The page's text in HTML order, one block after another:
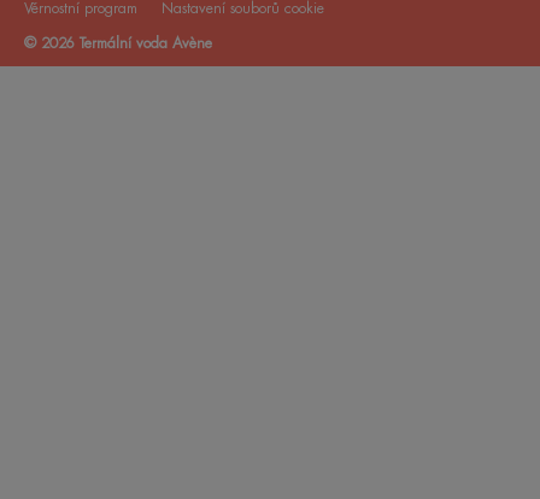
Věrnostní program
Nastavení souborů cookie
© 2026 Termální voda Avène